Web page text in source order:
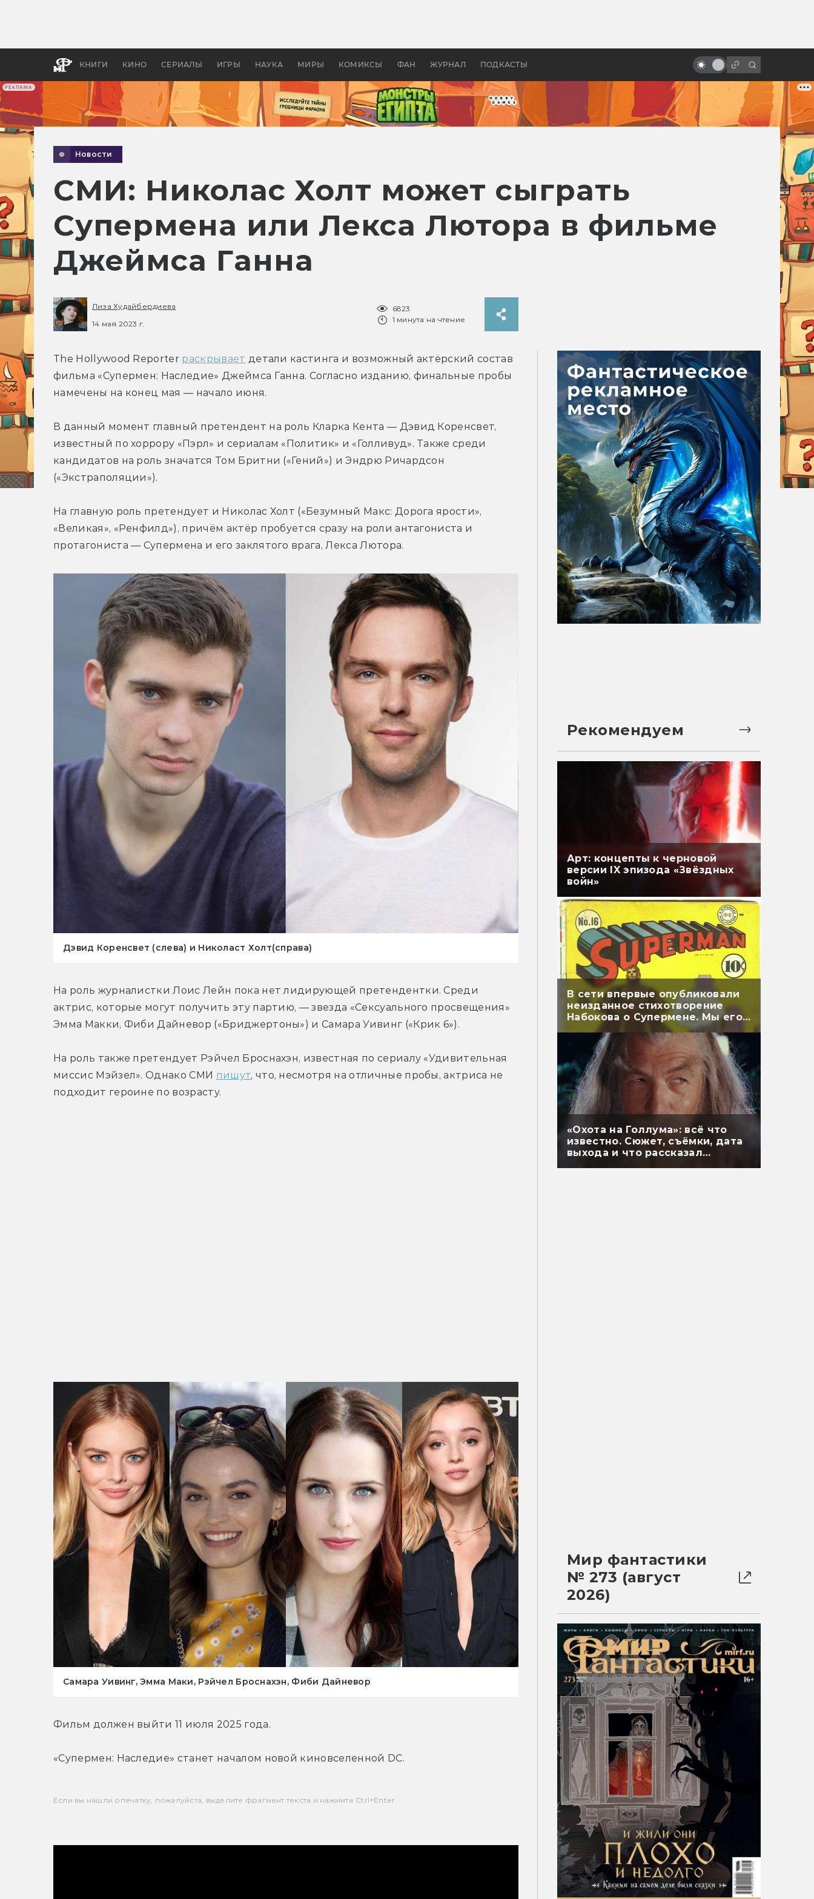
РЕКЛАМА
КНИГИ КИНО СЕРИАЛЫ ИГРЫ НАУКА МИРЫ КОМИКСЫ ФАН ЖУРНАЛ ПОДКАСТЫ
бы «Властелина колец»
Древней Грецией
мистика на съёмках
Новости
СМИ: Николас Холт может сыграть
Супермена или Лекса Лютора в фильме
Джеймса Ганна
Лиза Худайбердиева
14 мая 2023 г.
6823
1 минута на чтение
The Hollywood Reporter раскрывает детали кастинга и возможный актёрский состав
фильма «Супермен: Наследие» Джеймса Ганна. Согласно изданию, финальные пробы
намечены на конец мая — начало июня.
В данный момент главный претендент на роль Кларка Кента — Дэвид Коренсвет,
известный по хоррору «Пэрл» и сериалам «Политик» и «Голливуд». Также среди
кандидатов на роль значатся Том Бритни («Гений») и Эндрю Ричардсон
(«Экстраполяции»).
На главную роль претендует и Николас Холт («Безумный Макс: Дорога ярости»,
«Великая», «Ренфилд»), причём актёр пробуется сразу на роли антагониста и
протагониста — Супермена и его заклятого врага, Лекса Лютора.
Дэвид Коренсвет (слева) и Николаст Холт(справа)
На роль журналистки Лоис Лейн пока нет лидирующей претендентки. Среди
актрис, которые могут получить эту партию, — звезда «Сексуального просвещения»
Эмма Макки, Фиби Дайневор («Бриджертоны») и Самара Уивинг («Крик 6»).
На роль также претендует Рэйчел Броснахэн, известная по сериалу «Удивительная
миссис Мэйзел». Однако СМИ пишут, что, несмотря на отличные пробы, актриса не
подходит героине по возрасту.
Самара Уивинг, Эмма Маки, Рэйчел Броснахэн, Фиби Дайневор
Фильм должен выйти 11 июля 2025 года.
«Супермен: Наследие» станет началом новой киновселенной DC.
Если вы нашли опечатку, пожалуйста, выделите фрагмент текста и нажмите Ctrl+Enter.
Рекомендуем
Арт: концепты к черновой
версии IX эпизода «Звёздных
войн»
В сети впервые опубликовали
неизданное стихотворение
Набокова о Супермене. Мы его
перевели
«Охота на Голлума»: всё что
известно. Сюжет, съёмки, дата
выхода и что рассказал
Мир фантастики
№ 273 (август
2026)